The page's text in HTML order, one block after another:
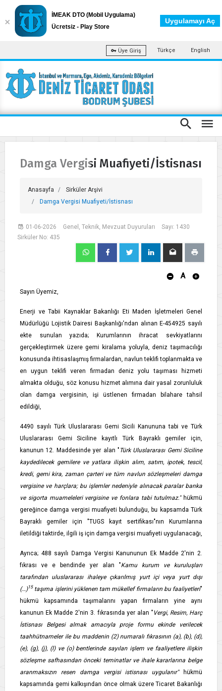
Üye Giriş Türkçe English
Damga Vergisi Muafiyeti/İstisnası
Anasayfa
Sirküler Arşivi
Damga Vergisi Muafiyeti/İstisnası
01-06-2026 Genel, Teknik, Mevzuat Duyuruları
Sayı: 1430
Sirküler No: 435
A
Sayın Üyemiz,
Enerji ve Tabii Kaynaklar Bakanlığı Eti Maden İşletmeleri Genel
Müdürlüğü Lojistik Dairesi Başkanlığı'ndan alınan E-454925 sayılı
ekte sunulan yazıda; Kurumlarının ihracat sevkiyatlarını
gerçekleştirmek üzere gemi kiralama yoluyla, deniz taşımacılığı
konusunda ihtisaslaşmış firmalardan, navlun teklifi toplanmakta ve
en uygun teklifi veren firmadan deniz yolu taşıması hizmeti
almakta olduğu, söz konusu hizmet alımına dair yasal zorunluluk
olan damga vergisinin, işi üstlenen firmadan bilahare tahsil
edildiği,
4490 sayılı Türk Uluslararası Gemi Sicili Kanununa tabi ve Türk
Uluslararası Gemi Siciline kayıtlı Türk Bayraklı gemiler için,
kanunun 12. Maddesinde yer alan " Türk Uluslararası Gemi Siciline
kaydedilecek gemilere ve yatlara ilişkin alım, satım, ipotek, tescil,
kredi, gemi kira, zaman çarteri ve tüm navlun sözleşmeleri damga
vergisine ve harçlara; bu işlemler nedeniyle alınacak paralar banka
ve sigorta muameleleri vergisine ve fonlara tabi tutulmaz."hükmü
gereğince damga vergisi muafiyeti bulunduğu, bu kapsamda Türk
Bayraklı gemiler için "TUGS kayıt sertifikası"nın Kurumlarına
iletildiği taktirde, ilgili iş için damga vergisi muafiyeti uygulanacağı,
Ayrıca; 488 sayılı Damga Vergisi Kanununun Ek Madde 2'nin 2.
fıkrası ve e bendinde yer alan "Kamu kurum ve kuruluşları
tarafından uluslararası ihaleye çıkarılmış yurt içi veya yurt dışı
(…)15 taşıma işlerini yüklenen tam mükellef firmaların bu faaliyetleri"
hükmü kapsamında taşımalarını yapan firmaların yine aynı
kanunun Ek Madde 2'nin 3. fıkrasında yer alan " Vergi, Resim, Harç
İstisnası Belgesi almak amacıyla proje formu ekinde verilecek
taahhütnameler ile bu maddenin (2) numaralı fıkrasının (a), (b), (d),
(e), (g), (j), (l) ve (o) bentlerinde sayılan işlem ve faaliyetlere ilişkin
sözleşme safhasından önceki teminatlar ve ihale kararlarına belge
aranmaksızın resen damga vergisi istisnası uygulanır"hükmü
kapsamında gemi kalkışından önce olmak üzere Ticaret Bakanlığı
İMEAK DTO (Mobil Uygulama)
Ücretsiz - Play Store
Uygulamayı Aç